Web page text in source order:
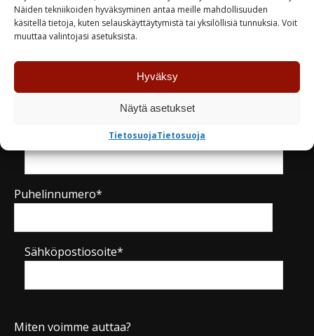
Näiden tekniikoiden hyväksyminen antaa meille mahdollisuuden
käsitellä tietoja, kuten selauskäyttäytymistä tai yksilöllisiä tunnuksia. Voit
muuttaa valintojasi asetuksista.
Hyväksy
Näytä asetukset
TietosuojaTietosuoja
Kysy tuotteesta / ota yhteyttä
Puhelinnumero*
Sähköpostiosoite*
Miten voimme auttaa?